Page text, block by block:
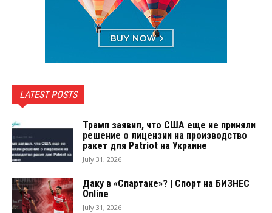
LATEST POSTS
Трамп заявил, что США еще не приняли
решение о лицензии на производство
ракет для Patriot на Украине
July 31, 2026
Даку в «Спартаке»? | Спорт на БИЗНЕС
Online
July 31, 2026